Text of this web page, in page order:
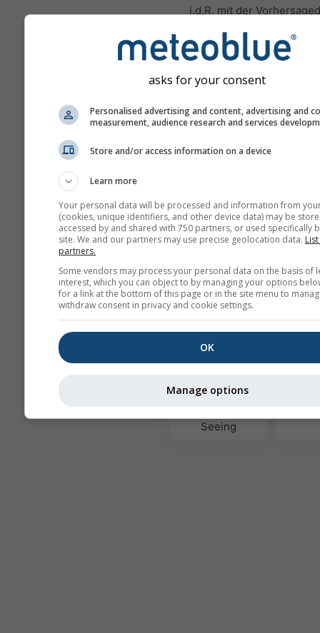
i.d.R. mit der
Diese Vorhersage wird
"Ensemble"-Modellen
Modellläufe mit leicht
berechnet, um die
einzuschätzen.
Weitere Wetterdaten
Saisonale
Vorhersage
Seeing
asks for your consent
Personalised advertising and content, advertising and
measurement, audience research and services
Store and/or access information on a device
Learn more
Your personal data will be processed and information from
(cookies, unique identifiers, and other device data) may be
accessed by and shared with 750 partners, or used specifically
site. We and our partners may use precise geolocation data.
partners.
Some vendors may process your personal data on the basis of
interest, which you can object to by managing your options
for a link at the bottom of this page or in the site menu to
withdraw consent in privacy and cookie settings.
OK
Manage options